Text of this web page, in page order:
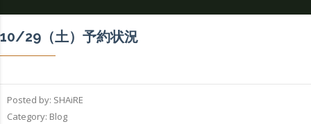
10/29（土）予約状況
Posted by: SHAiRE
Category: Blog